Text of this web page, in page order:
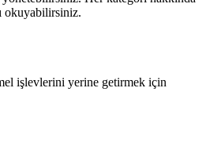
okuyabilirsiniz.
işlevlerini yerine getirmek için